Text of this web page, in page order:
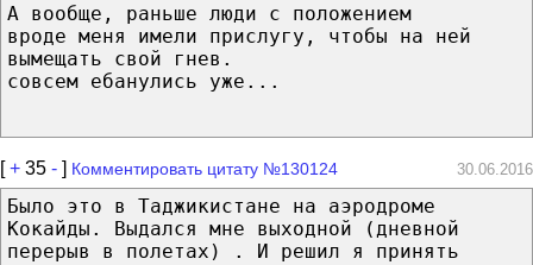
А вообще, раньше люди с положением
вроде меня имели прислугу, чтобы на ней
вымещать свой гнев.
совсем ебанулись уже...
[+ 35 - ] Комментировать цитату №130124 30.06.2016
Было это в Таджикистане на аэродроме
Кокайды. Выдался мне выходной (дневной
перерыв в полетах) . И решил я принять